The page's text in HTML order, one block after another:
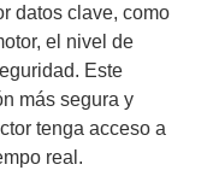
datos clave, como
el nivel de
Este
más segura y
tenga acceso a
real.